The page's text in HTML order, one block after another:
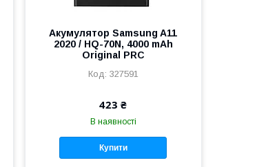
Акумулятор Samsung A11
2020 / HQ-70N, 4000 mAh
Original PRC
327591
423 ₴
В наявності
Купити